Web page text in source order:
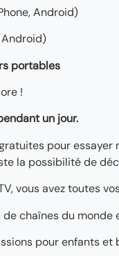
Android)
Android)
portables
!
un jour.
pour
la possibilité de
vous avez toutes
chaînes du monde
pour enfants et